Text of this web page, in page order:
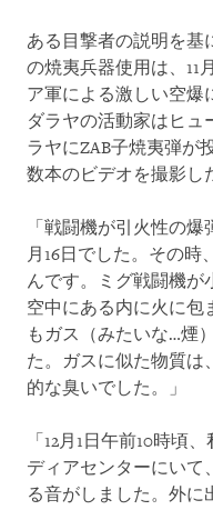
ある目撃者の説明を基
の焼夷兵器使用は、11
ア軍による激しい空爆
ダラヤの活動家はヒュ
ラヤにZAB子焼夷弾が
数本のビデオを撮影し
「戦闘機が引火性の
月16日でした。その時
んです。ミグ戦闘機が
空中にある内に火に包
もガス（みたいな…煙
た。ガスに似た物質は
的な臭いでした。」
「12月1日午前10時頃
ディアセンターにいて
る音がしました。外に